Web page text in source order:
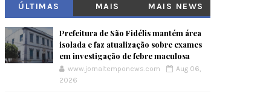
ÚLTIMAS
MAIS
MAIS NEWS
Prefeitura de São Fidélis mantém área
isolada e faz atualização sobre exames
em investigação de febre maculosa
www.jornaltemponews.com
Aug 06,
2026